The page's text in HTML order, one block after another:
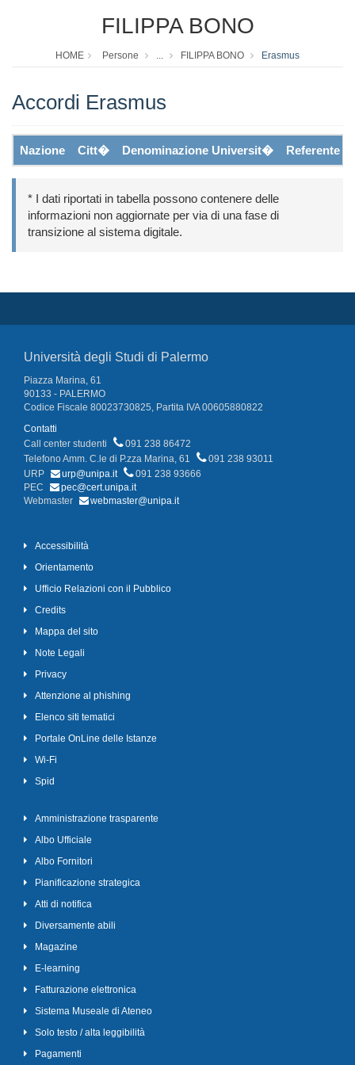
FILIPPA BONO
HOME Persone ... FILIPPA BONO Erasmus
Accordi Erasmus
Nazione Citt� Denominazione Universit� Referente
* I dati riportati in tabella possono contenere delle
informazioni non aggiornate per via di una fase di
transizione al sistema digitale.
Università degli Studi di Palermo
Piazza Marina, 61
90133 - PALERMO
Codice Fiscale 80023730825, Partita IVA 00605880822
Contatti
Call center studenti
091 238 86472
Telefono Amm. C.le di P.zza Marina, 61
091 238 93011
URP
urp@unipa.it
091 238 93666
PEC
pec@cert.unipa.it
Webmaster
webmaster@unipa.it
Accessibilità
Orientamento
Ufficio Relazioni con il Pubblico
Credits
Mappa del sito
Note Legali
Privacy
Attenzione al phishing
Elenco siti tematici
Portale OnLine delle Istanze
Wi-Fi
Spid
Amministrazione trasparente
Albo Ufficiale
Albo Fornitori
Pianificazione strategica
Atti di notifica
Diversamente abili
Magazine
E-learning
Fatturazione elettronica
Sistema Museale di Ateneo
Solo testo / alta leggibilità
Pagamenti